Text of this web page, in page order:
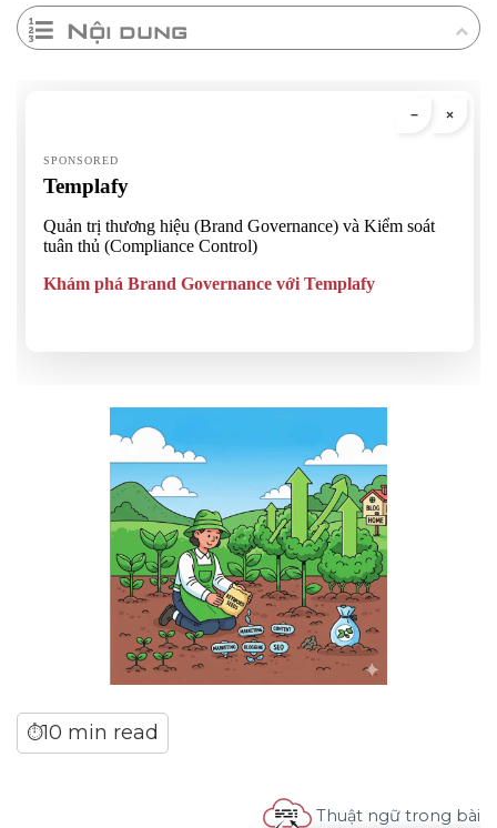
Nội dung
⏱10 min read
Thuật ngữ trong bài